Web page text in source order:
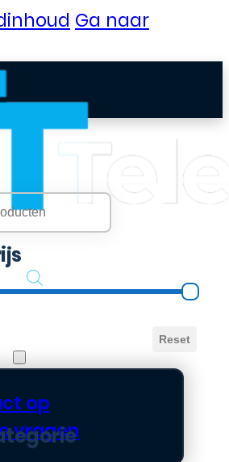
Ga naar
op
vragen
Reset